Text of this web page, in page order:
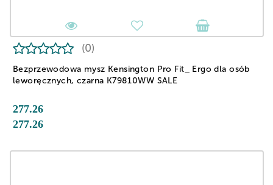
Bezprzewodowa mysz Kensington Pro Fit_ Ergo dla osób
leworęcznych, czarna K79810WW SALE
(0)
277.26
277.26